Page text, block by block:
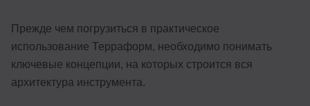
Прежде чем погрузиться в практическое
использование Терраформ, необходимо понимать
ключевые концепции, на которых строится вся
архитектура инструмента.